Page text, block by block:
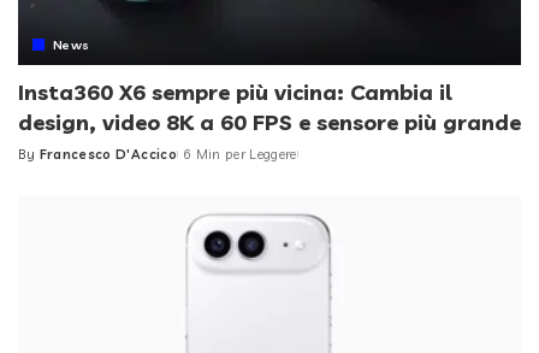
News
Insta360 X6 sempre più vicina: Cambia il
design, video 8K a 60 FPS e sensore più grande
Posted
By Francesco D'Accico 6 Min per Leggere